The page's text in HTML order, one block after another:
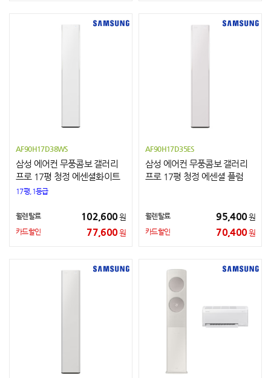
AF90H17D38WS
삼성 에어컨 무풍콤보 갤러리
프로 17평 청정 에센셜화이트
17평,1등급
월렌탈료 102,600원
카드할인 77,600원
AF90H17D35ES
삼성 에어컨 무풍콤보 갤러리
프로 17평 청정 에센셜 플럼
월렌탈료 95,400원
카드할인 70,400원